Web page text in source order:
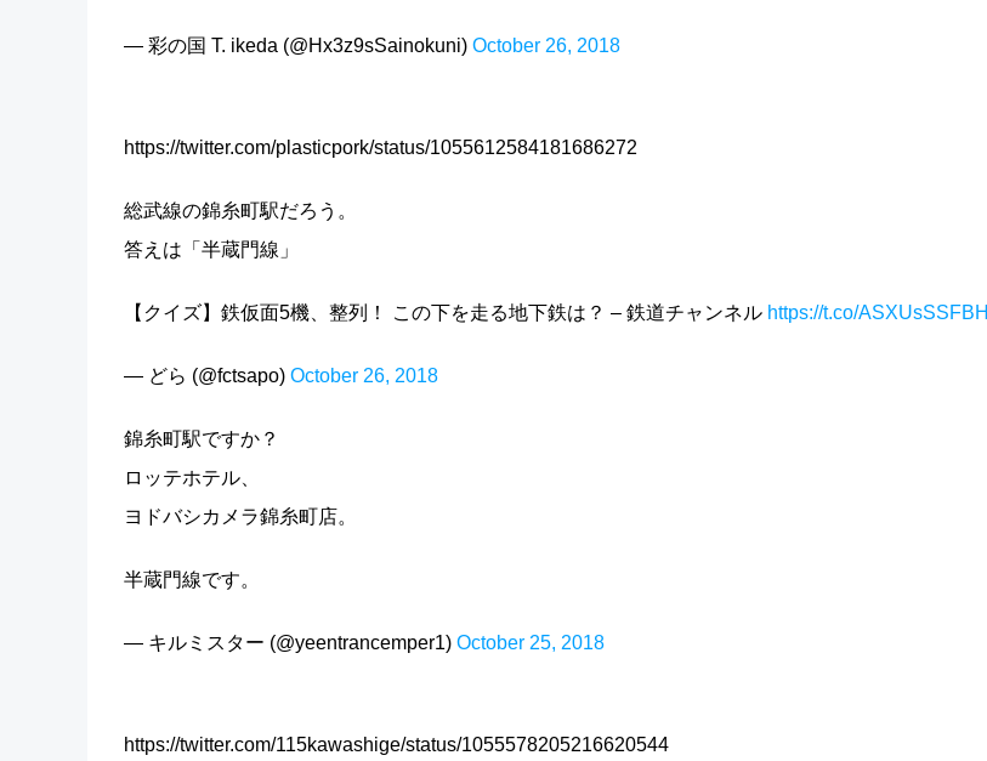
— 彩の国 T. ikeda (@Hx3z9sSainokuni) October 26, 2018
https://twitter.com/plasticpork/status/1055612584181686272
総武線の錦糸町駅だろう。
答えは「半蔵門線」
【クイズ】鉄仮面5機、整列！ この下を走る地下鉄は？ – 鉄道チャンネル https://t.co/ASXUsSSFBH
— どら (@fctsapo) October 26, 2018
錦糸町駅ですか？
ロッテホテル、
ヨドバシカメラ錦糸町店。
半蔵門線です。
— キルミスター (@yeentrancemper1) October 25, 2018
https://twitter.com/115kawashige/status/1055578205216620544